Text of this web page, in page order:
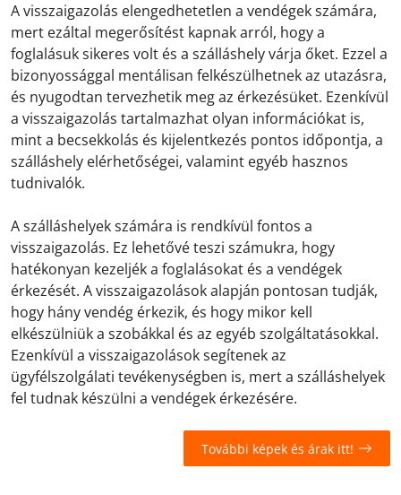
A visszaigazolás elengedhetetlen a vendégek számára,
mert ezáltal megerősítést kapnak arról, hogy a
foglalásuk sikeres volt és a szálláshely várja őket. Ezzel a
bizonyossággal mentálisan felkészülhetnek az utazásra,
és nyugodtan tervezhetik meg az érkezésüket. Ezenkívül
a visszaigazolás tartalmazhat olyan információkat is,
mint a becsekkolás és kijelentkezés pontos időpontja, a
szálláshely elérhetőségei, valamint egyéb hasznos
tudnivalók.
A szálláshelyek számára is rendkívül fontos a
visszaigazolás. Ez lehetővé teszi számukra, hogy
hatékonyan kezeljék a foglalásokat és a vendégek
érkezését. A visszaigazolások alapján pontosan tudják,
hogy hány vendég érkezik, és hogy mikor kell
elkészülniük a szobákkal és az egyéb szolgáltatásokkal.
Ezenkívül a visszaigazolások segítenek az
ügyfélszolgálati tevékenységben is, mert a szálláshelyek
fel tudnak készülni a vendégek érkezésére.
További képek és árak itt!